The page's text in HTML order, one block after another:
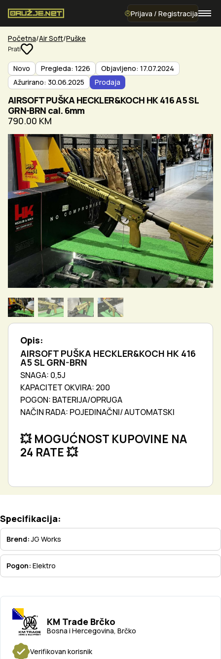
Prijava / Registracija
Početna Air Soft Puške
Prati
Novo Pregleda: 1226
Objavljeno: 17.07.2024
Ažurirano: 30.06.2025
Prodaja
AIRSOFT PUŠKA HECKLER&KOCH HK 416 A5 SL
GRN-BRN cal. 6mm
790.00 KM
Opis:
AIRSOFT PUŠKA HECKLER&KOCH HK 416
A5 SL GRN-BRN
SNAGA: 0,5J
KAPACITET OKVIRA: 200
POGON: BATERIJA/OPRUGA
NAČIN RADA: POJEDINAČNI/ AUTOMATSKI
💥 MOGUĆNOST KUPOVINE NA
24 RATE 💥
KM Trade Brčko
Bosna i Hercegovina, Brčko
Verifikovan korisnik
Specifikacija:
Brend:JG Works
Pogon: Elektro